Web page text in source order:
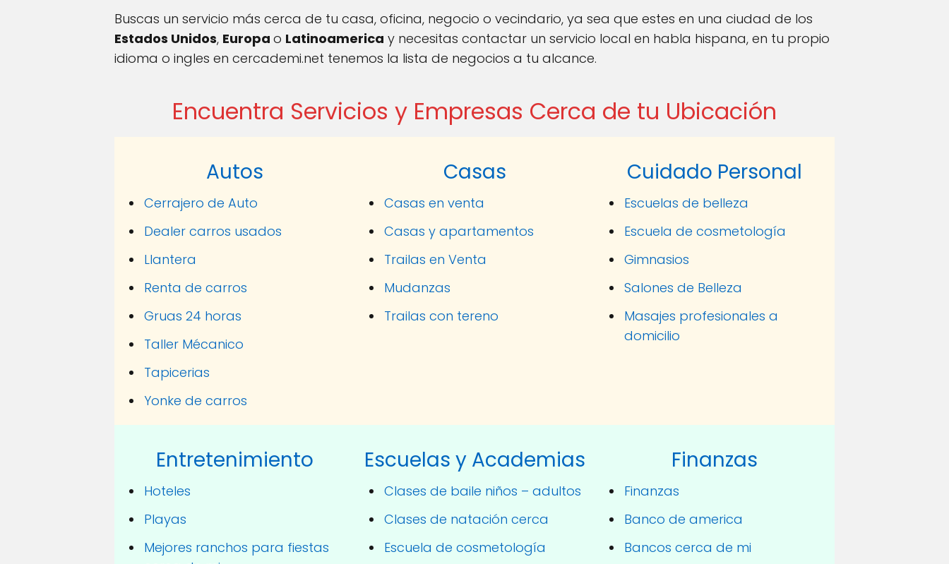
Buscas un servicio más cerca de tu casa, oficina, negocio o vecindario, ya sea que estes en una ciudad de los
Estados Unidos, Europa o Latinoamerica y necesitas contactar un servicio local en habla hispana, en tu propio
idioma o ingles en cercademi.net tenemos la lista de negocios a tu alcance.
Encuentra Servicios y Empresas Cerca de tu Ubicación
Autos
Cerrajero de Auto
Dealer carros usados
Llantera
Renta de carros
Gruas 24 horas
Taller Mécanico
Tapicerias
Yonke de carros
Casas
Casas en venta
Casas y apartamentos
Trailas en Venta
Mudanzas
Trailas con tereno
Cuidado Personal
Escuelas de belleza
Escuela de cosmetología
Gimnasios
Salones de Belleza
Masajes profesionales a
domicilio
Entretenimiento
Hoteles
Playas
Mejores ranchos para fiestas
Escuelas y Academias
Clases de baile niños – adultos
Clases de natación cerca
Escuela de cosmetología
Finanzas
Finanzas
Banco de america
Bancos cerca de mi